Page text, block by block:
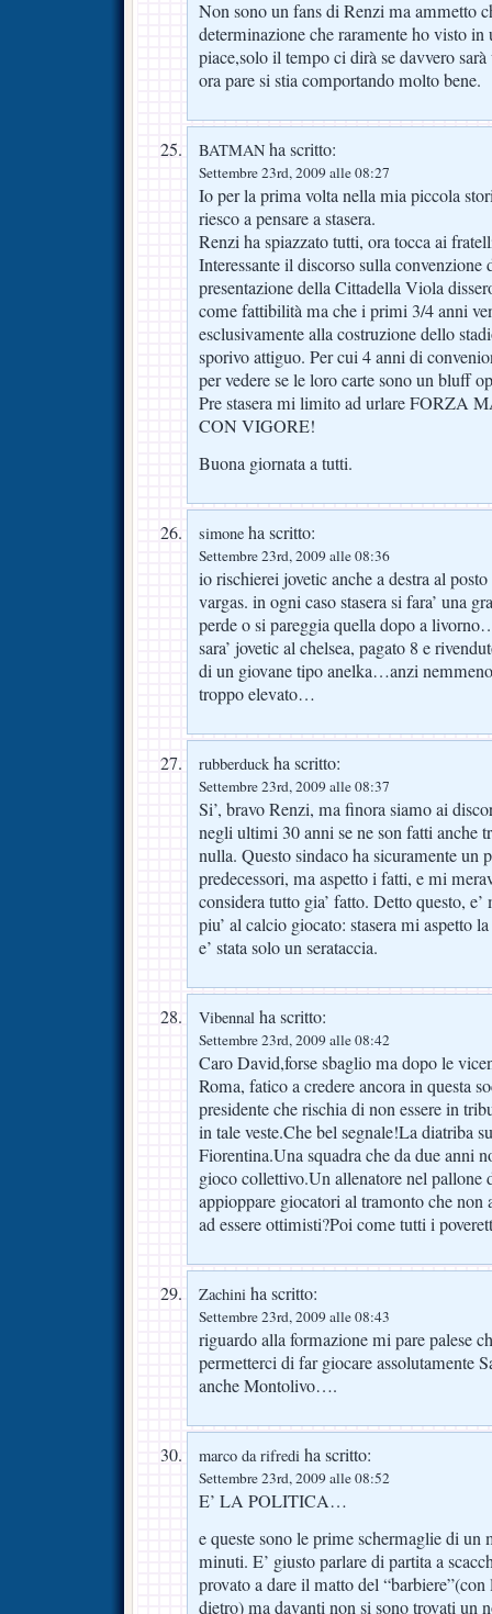
Non sono un fans di Renzi ma ammetto
determinazione che raramente ho visto in
piace,solo il tempo ci dirà se davvero
ora pare si stia comportando molto bene.
BATMAN ha scritto:
Settembre 23rd, 2009 alle 08:27
Io per la prima volta nella mia piccola
riesco a pensare a stasera.
Renzi ha spiazzato tutti, ora tocca ai
Interessante il discorso sulla convenzione
presentazione della Cittadella Viola
come fattibilità ma che i primi 3/4 anni
esclusivamente alla costruzione dello
sporivo attiguo. Per cui 4 anni di
per vedere se le loro carte sono un bluff
Pre stasera mi limito ad urlare
CON VIGORE!
Buona giornata a tutti.
simone ha scritto:
Settembre 23rd, 2009 alle 08:36
io rischierei jovetic anche a destra al
vargas. in ogni caso stasera si fara’ una
perde o si pareggia quella dopo a
sara’ jovetic al chelsea, pagato 8 e
di un giovane tipo anelka…anzi
troppo elevato…
rubberduck ha scritto:
Settembre 23rd, 2009 alle 08:37
Si’, bravo Renzi, ma finora siamo ai
negli ultimi 30 anni se ne son fatti anche
nulla. Questo sindaco ha sicuramente un
predecessori, ma aspetto i fatti, e mi
considera tutto gia’ fatto. Detto questo,
piu’ al calcio giocato: stasera mi aspetto
e’ stata solo un serataccia.
Vibennal ha scritto:
Settembre 23rd, 2009 alle 08:42
Caro David,forse sbaglio ma dopo le
Roma, fatico a credere ancora in questa
presidente che rischia di non essere in
in tale veste.Che bel segnale!La diatriba
Fiorentina.Una squadra che da due anni
gioco collettivo.Un allenatore nel pallone
appioppare giocatori al tramonto che non
ad essere ottimisti?Poi come tutti i
Zachini ha scritto:
Settembre 23rd, 2009 alle 08:43
riguardo alla formazione mi pare palese
permetterci di far giocare assolutamente
anche Montolivo….
marco da rifredi ha scritto:
Settembre 23rd, 2009 alle 08:52
E’ LA POLITICA…
e queste sono le prime schermaglie di un
minuti. E’ giusto parlare di partita a
provato a dare il matto del
dietro) ma davanti non si sono trovati un